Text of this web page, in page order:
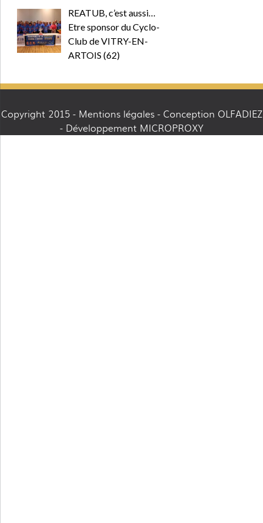
REATUB, c’est aussi…
Etre sponsor du Cyclo-
Club de VITRY-EN-
ARTOIS (62)
Copyright 2015 - Mentions légales- Conception OLFADIEZ
- Développement MICROPROXY